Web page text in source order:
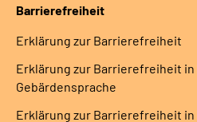
Barrierefreiheit
Erklärung zur Barrierefreiheit
Erklärung zur Barrierefreiheit
Gebärdensprache
Erklärung zur Barrierefreiheit